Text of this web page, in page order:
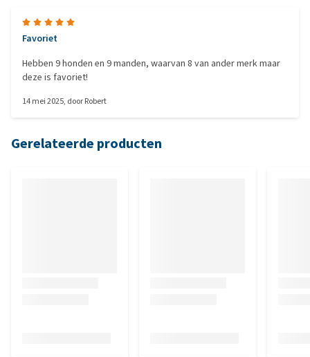
Favoriet
Hebben 9 honden en 9 manden, waarvan 8 van ander merk maar
deze is favoriet!
14 mei 2025, doorRobert
Gerelateerde producten